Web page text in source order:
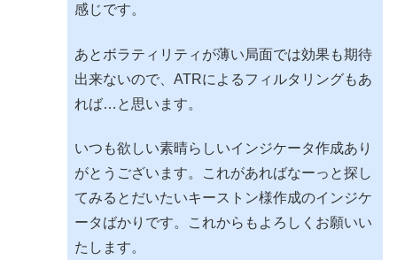
感じです。
あとボラティリティが薄い局面では効果も期待
出来ないので、ATRによるフィルタリングもあ
れば…と思います。
いつも欲しい素晴らしいインジケータ作成あり
がとうございます。これがあればなーっと探し
てみるとだいたいキーストン様作成のインジケ
ータばかりです。これからもよろしくお願いい
たします。